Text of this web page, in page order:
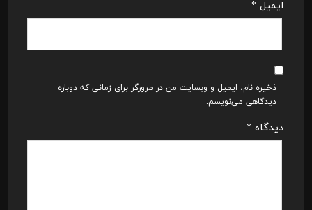
ایمیل *
ذخیره نام، ایمیل و وبسایت من در مرورگر برای زمانی که دوباره
دیدگاهی می‌نویسم.
دیدگاه *